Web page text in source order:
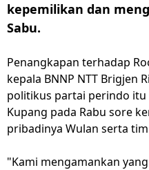
kepemilikan dan
Sabu.
Penangkapan terhadap
kepala BNNP NTT Brigjen
politikus partai perindo
Kupang pada Rabu sore
pribadinya Wulan serta
"Kami mengamankan